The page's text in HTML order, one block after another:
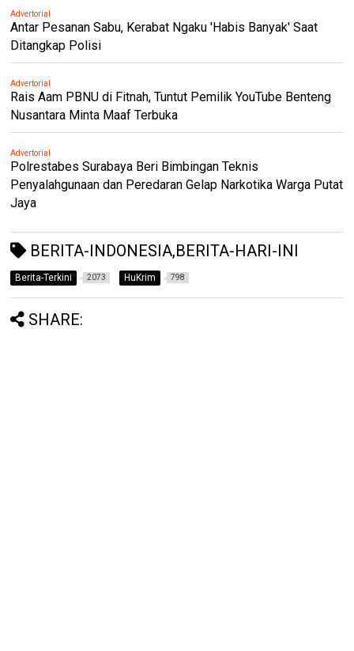
Advertorial
Antar Pesanan Sabu, Kerabat Ngaku 'Habis Banyak' Saat
Ditangkap Polisi
Advertorial
Rais Aam PBNU di Fitnah, Tuntut Pemilik YouTube Benteng
Nusantara Minta Maaf Terbuka
Advertorial
Polrestabes Surabaya Beri Bimbingan Teknis
Penyalahgunaan dan Peredaran Gelap Narkotika Warga Putat
Jaya
BERITA-INDONESIA,BERITA-HARI-INI
Berita-Terkini 2073 HuKrim 798
SHARE: